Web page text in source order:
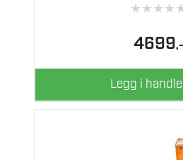
★★★★
4699,-
Legg i